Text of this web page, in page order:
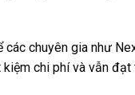
các chuyên gia như
kiệm chi phí và vẫn đạt